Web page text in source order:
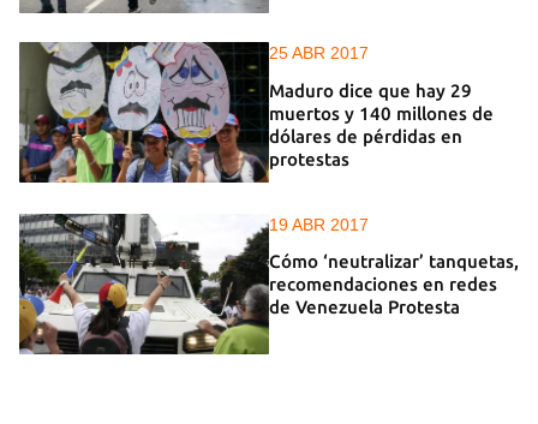
25 ABR 2017
Maduro dice que hay 29
muertos y 140 millones de
dólares de pérdidas en
protestas
19 ABR 2017
Cómo ‘neutralizar’ tanquetas,
recomendaciones en redes
de Venezuela Protesta